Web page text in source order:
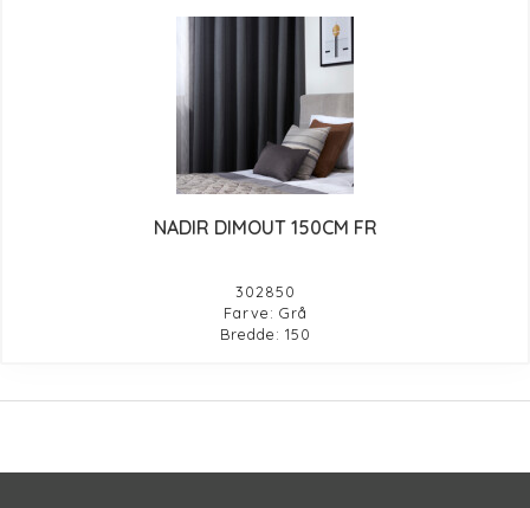
NADIR DIMOUT 150CM FR
302850
Farve: Grå
Bredde: 150